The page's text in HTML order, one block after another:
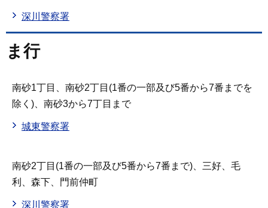
深川警察署
ま行
南砂1丁目、南砂2丁目(1番の一部及び5番から7番までを
除く)、南砂3から7丁目まで
城東警察署
南砂2丁目(1番の一部及び5番から7番まで)、三好、毛
利、森下、門前仲町
深川警察署